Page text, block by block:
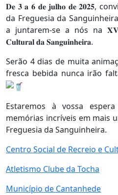
𝐃𝐞 𝟑 𝐚 𝟔 𝐝𝐞 𝐣𝐮𝐥𝐡𝐨 𝐝𝐞 𝟐𝟎𝟐𝟓,
da Freguesia da
a juntarem-se a nós na
𝐂𝐮𝐥𝐭𝐮𝐫𝐚𝐥 𝐝𝐚 𝐒𝐚𝐧𝐠𝐮𝐢𝐧𝐡𝐞𝐢𝐫𝐚.
Serão 4 dias de muita
fresca bebida nunca irão
Estaremos à vossa
memórias incríveis em mais
Freguesia da Sanguinheira.
Centro Social de Recreio e
Atletismo Clube da Tocha
Município de Cantanhede